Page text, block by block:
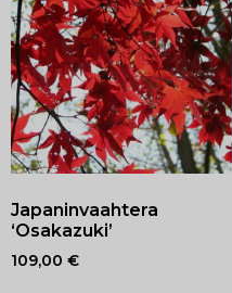
Japaninvaahtera
‘Osakazuki’
109,00 €